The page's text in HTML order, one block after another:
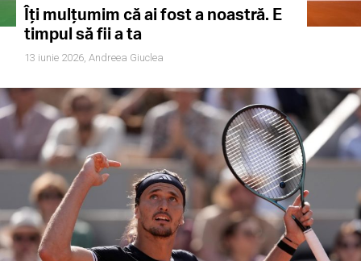
Îți mulțumim că ai fost a noastră. E
timpul să fii a ta
13 iunie 2026, Andreea Giuclea